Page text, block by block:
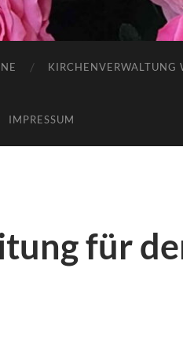
KIRCHENVERWALTUNG
IMPRESSUM
für